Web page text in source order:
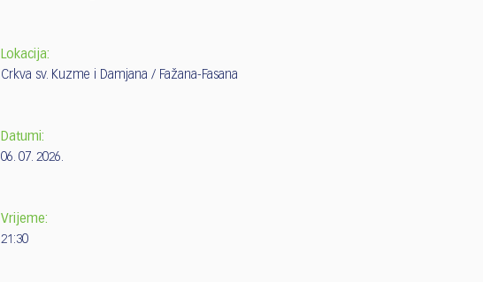
Lokacija:
Crkva sv. Kuzme i Damjana / Fažana-Fasana
Datumi:
06. 07. 2026.
Vrijeme:
21:30